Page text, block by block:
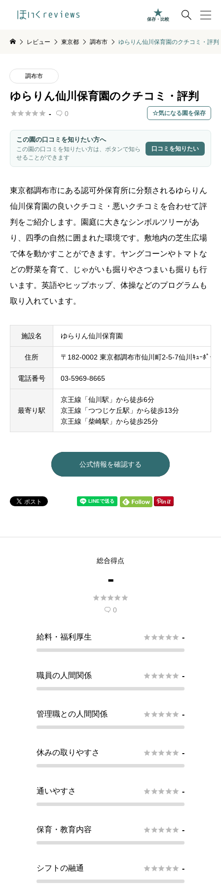

保存・比較
レビュー 東京都 調布市 ゆらりん仙川保育園のクチコミ・評判
調布市
ゆらりん仙川保育園のクチコミ・評判
 -  0 気になる園を保存
この園の口コミを知りたい方へ
この園の口コミを知りたい方は、ボタンで知ら
せることができます
口コミを知りたい
東京都調布市にある認可外保育所に分類されるゆらりん
仙川保育園の良いクチコミ・悪いクチコミを合わせて評
判をご紹介します。園庭に大きなシンボルツリーがあ
り、四季の自然に囲まれた環境です。敷地内の芝生広場
で体を動かすことができます。ヤングコーンやトマトな
どの野菜を育て、じゃがいも掘りやさつまいも掘りも行
います。英語やヒップホップ、体操などのプログラムも
取り入れています。
施設名 ゆらりん仙川保育園
住所 〒182-0002 東京都調布市仙川町2-5-7仙川ｷｭｰﾎﾟｰﾄ
電話番号 03-5969-8665
最寄り駅
京王線「仙川駅」から徒歩6分
京王線「つつじケ丘駅」から徒歩13分
京王線「柴崎駅」から徒歩25分
公式情報を確認する
総合得点
-

 0
給料・福利厚生  -
職員の人間関係  -
管理職との人間関係  -
休みの取りやすさ  -
通いやすさ  -
保育・教育内容  -
シフトの融通  -